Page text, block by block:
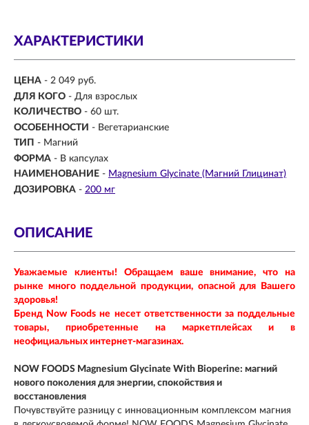
ХАРАКТЕРИСТИКИ
ЦЕНА - 2 049 руб.
ДЛЯ КОГО - Для взрослых
КОЛИЧЕСТВО - 60 шт.
ОСОБЕННОСТИ - Вегетарианские
ТИП - Магний
ФОРМА - В капсулах
НАИМЕНОВАНИЕ - Magnesium Glycinate (Магний Глицинат)
ДОЗИРОВКА - 200 мг
ОПИСАНИЕ
Уважаемые клиенты! Обращаем ваше внимание, что на
рынке много поддельной продукции, опасной для Вашего
здоровья!
Бренд Now Foods не несет ответственности за поддельные
товары, приобретенные на маркетплейсах и в
неофициальных интернет-магазинах.
NOW FOODS Magnesium Glycinate With Bioperine: магний
нового поколения для энергии, спокойствия и
восстановления
Почувствуйте разницу с инновационным комплексом магния